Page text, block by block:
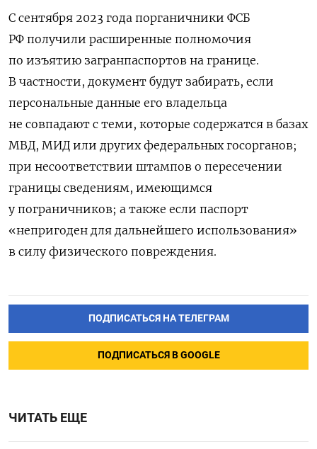
С сентября 2023 года порганичники ФСБ
РФ получили расширенные полномочия
по изъятию загранпаспортов на границе.
В частности, документ будут забирать, если
персональные данные его владельца
не совпадают с теми, которые содержатся в базах
МВД, МИД или других федеральных госорганов;
при несоответствии штампов о пересечении
границы сведениям, имеющимся
у пограничников; а также если паспорт
«непригоден для дальнейшего использования»
в силу физического повреждения.
ПОДПИСАТЬСЯ НА ТЕЛЕГРАМ
ПОДПИСАТЬСЯ В GOOGLE
ЧИТАТЬ ЕЩЕ